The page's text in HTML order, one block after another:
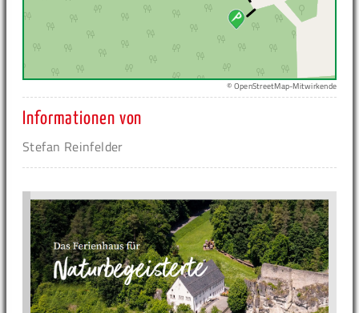
© OpenStreetMap-Mitwirkende
Informationen von
Stefan Reinfelder